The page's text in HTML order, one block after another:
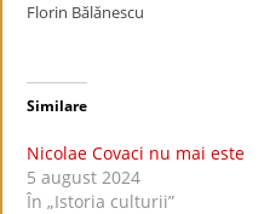
Florin Bălănescu
Similare
Nicolae Covaci nu mai este
5 august 2024
În „Istoria culturii”